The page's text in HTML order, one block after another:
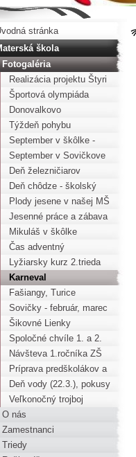
stránka
škola
Fotogaléria
Realizácia projektu Štyri
ročné obdobia
Športová olympiáda
Donovalkovo
Týždeň pohybu
September v škôlke -
Lienky
September v Sovičkove
Deň železničiarov
Deň chôdze - školský
projekt Pohybom k
zdraviu
Plody jesene v našej MŠ
Jesenné práce a zábava
Mikuláš v škôlke
Čas adventný
Lyžiarsky kurz 2.trieda
Karneval
Fašiangy, Turice
Sovičky - február, marec
Šikovné Lienky
Spoločné chvíle 1. a 2.
triedy
Návšteva 1.ročníka ZŠ
Príprava predškolákov a
zdokonaľovanie zručnosti
všetkých detí
Deň vody (22.3.), pokusy
s vodou
Veľkonočný trojboj
O nás
Zamestnanci
Triedy